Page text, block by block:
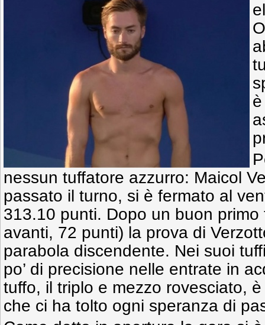
nessun tuffatore azzurro: Maicol
passato il turno, si è fermato al
313.10 punti. Dopo un buon
avanti, 72 punti) la prova di
parabola discendente. Nei suoi
po’ di precisione nelle entrate in
tuffo, il triplo e mezzo rovesciato, è
che ci ha tolto ogni speranza di